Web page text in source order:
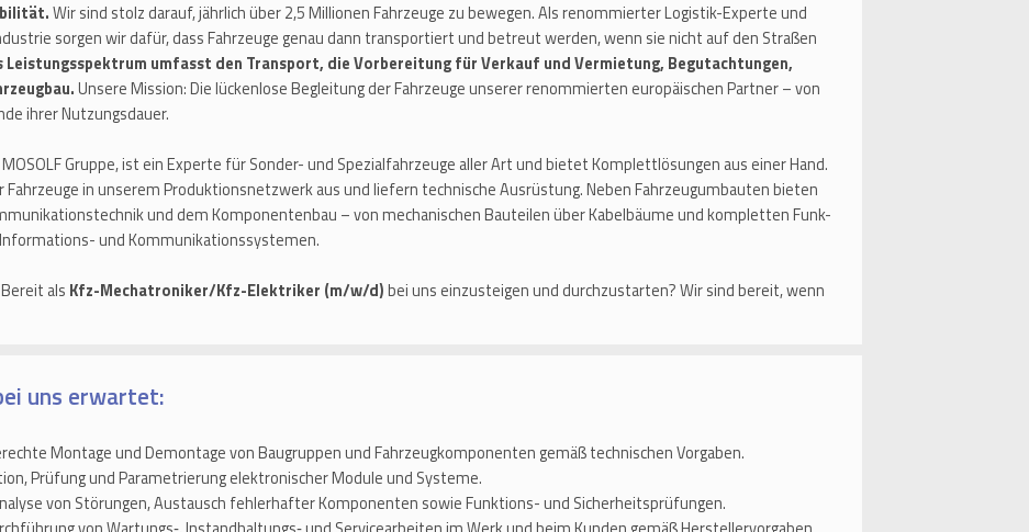
Wir sind stolz darauf, jährlich über 2,5 Millionen Fahrzeuge zu bewegen. Als renommierter Logistik-Experte und
sorgen wir dafür, dass Fahrzeuge genau dann transportiert und betreut werden, wenn sie nicht auf den Straßen
Leistungsspektrum umfasst den Transport, die Vorbereitung für Verkauf und Vermietung, Begutachtungen,
Unsere Mission: Die lückenlose Begleitung der Fahrzeuge unserer renommierten europäischen Partner – von
ihrer Nutzungsdauer.
Gruppe, ist ein Experte für Sonder- und Spezialfahrzeuge aller Art und bietet Komplettlösungen aus einer Hand.
in unserem Produktionsnetzwerk aus und liefern technische Ausrüstung. Neben Fahrzeugumbauten bieten
und dem Komponentenbau – von mechanischen Bauteilen über Kabelbäume und kompletten Funk-
und Kommunikationssystemen.
als Kfz-Mechatroniker/Kfz-Elektriker (m/w/d)bei uns einzusteigen und durchzustarten? Wir sind bereit, wenn
uns erwartet:
Montage und Demontage von Baugruppen und Fahrzeugkomponenten gemäß technischen Vorgaben.
Prüfung und Parametrierung elektronischer Module und Systeme.
von Störungen, Austausch fehlerhafter Komponenten sowie Funktions- und Sicherheitsprüfungen.